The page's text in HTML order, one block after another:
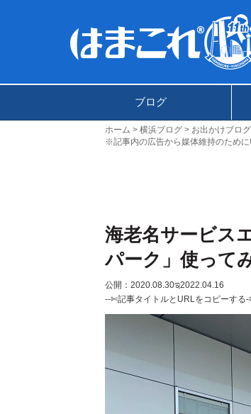
ブログ
ホーム 横浜ブログ
お出かけブログ
※記事内の広告から媒体維持のため
海老名サービス
パーク」使って
公開：2020.08.30ಇ2022.04.16
--✄記事タイトルとURLをコピーす